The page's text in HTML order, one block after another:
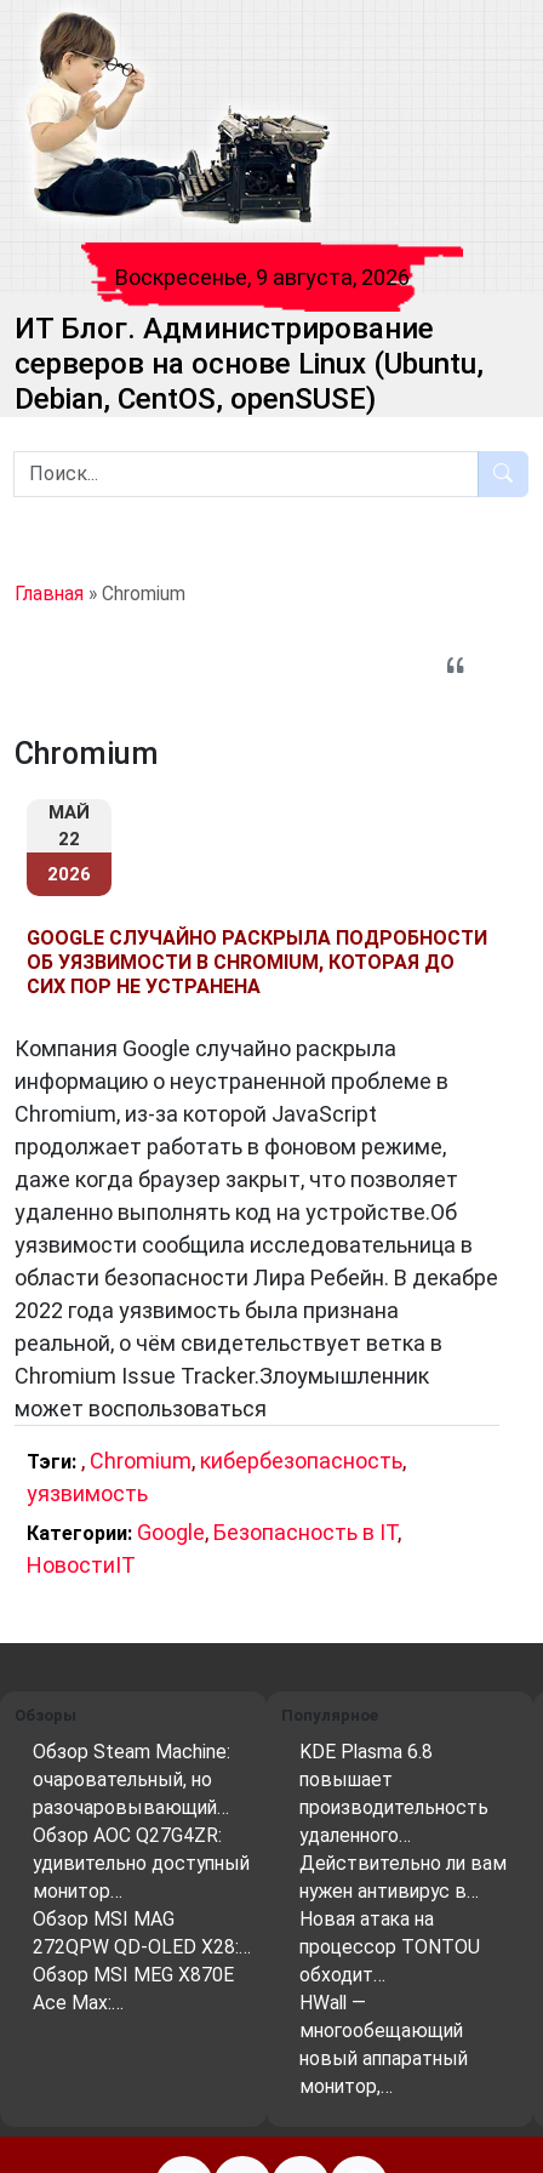
Воскресенье, 9 августа, 2026
ИТ Блог. Администрирование
серверов на основе Linux (Ubuntu,
Debian, CentOS, openSUSE)
Главная » Chromium
Chromium
МАЙ
22
2026
GOOGLE СЛУЧАЙНО РАСКРЫЛА ПОДРОБНОСТИ
ОБ УЯЗВИМОСТИ В CHROMIUM, КОТОРАЯ ДО
СИХ ПОР НЕ УСТРАНЕНА
Компания Google случайно раскрыла
информацию о неустраненной проблеме в
Chromium, из-за которой JavaScript
продолжает работать в фоновом режиме,
даже когда браузер закрыт, что позволяет
удаленно выполнять код на устройстве.Об
уязвимости сообщила исследовательница в
области безопасности Лира Ребейн. В декабре
2022 года уязвимость была признана
реальной, о чём свидетельствует ветка в
Chromium Issue Tracker.Злоумышленник
может воспользоваться
Тэги: , Chromium, кибербезопасность,
уязвимость
Категории: Google, Безопасность в IT,
НовостиIT
Обзоры
Обзор Steam Machine:
очаровательный, но
разочаровывающий…
Обзор AOC Q27G4ZR:
удивительно доступный
монитор…
Обзор MSI MAG
272QPW QD-OLED X28:…
Обзор MSI MEG X870E
Ace Max:…
Популярное
KDE Plasma 6.8
повышает
производительность
удаленного…
Действительно ли вам
нужен антивирус в…
Новая атака на
процессор TONTOU
обходит…
HWall —
многообещающий
новый аппаратный
монитор,…